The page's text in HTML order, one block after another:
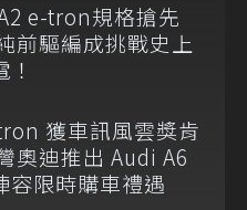
e-tron規格搶先
前驅編成挑戰史上
獲車訊風雲獎肯
奧迪推出 Audi A6
容限時購車禮遇